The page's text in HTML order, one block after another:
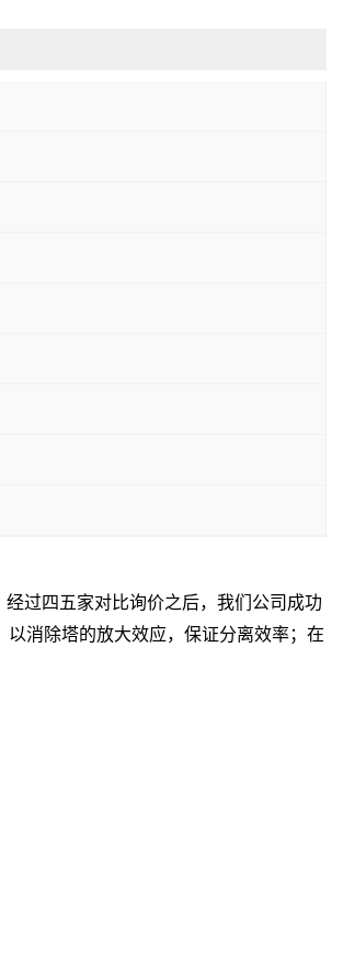
过四五家对比询价之后，我们公司成功
消除塔的放大效应，保证分离效率；在